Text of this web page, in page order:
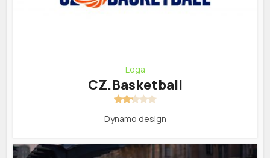
Loga
CZ.Basketball
Dynamo design